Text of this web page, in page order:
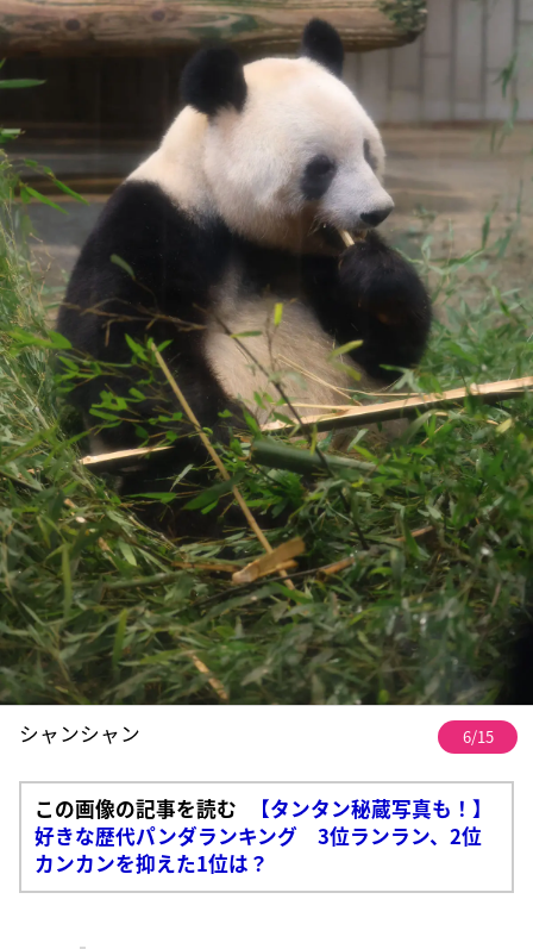
シャンシャン 6/15
この画像の記事を読む
【タンタン秘蔵写真も！】
好きな歴代パンダランキング 3位ランラン、2位
カンカンを抑えた1位は？